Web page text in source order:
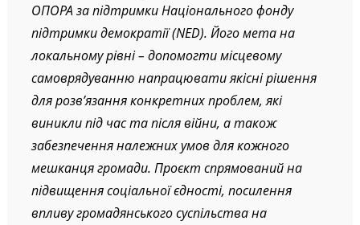
ОПОРА за підтримки Національного фонду
підтримки демократії (NED). Його мета на
локальному рівні – допомогти місцевому
самоврядуванню напрацювати якісні рішення
для розв’язання конкретних проблем, які
виникли під час та після війни, а також
забезпечення належних умов для кожного
мешканця громади. Проєкт спрямований на
підвищення соціальної єдності, посилення
впливу громадянського суспільства на